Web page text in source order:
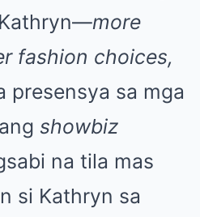
more
fashion choices,
presensya sa mga
showbiz
na tila mas
si Kathryn sa